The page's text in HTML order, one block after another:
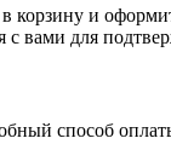
корзину и
с вами для
способ